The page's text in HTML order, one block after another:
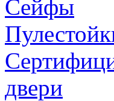
Сейфы
двери